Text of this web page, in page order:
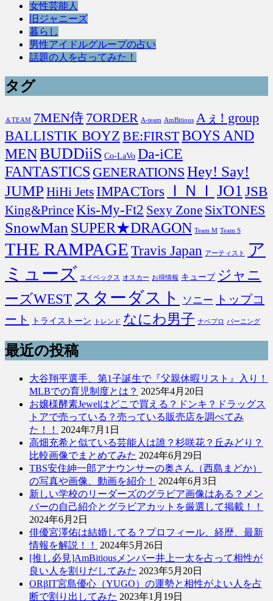
女性芸能人
旧ジャニーズ
暮らし
男性アイドルグループの占い
話題の人を占ってみた！
タグ
＆TEAM 7MEN侍 7ORDER A-team AmBitious Aぇ! group
BALLISTIK BOYZ BE:FIRSTBOYS AND
MENBUDDiiS Co-LaVo Da-iCE
FANTASTICS GENERATIONS Hey! Say!
JUMP HiHi JetsIMPACTors ＩＮＩ JO1JSB
King&PrinceKis-My-Ft2 Sexy Zone SixTONES
SnowMan SUPER★DRAGON Team M Team S
THE RAMPAGETravis Japan アーティスト
ア
ミューズ エイベックス オスカー お得情報 キューブ ジャニ
ーズWEST スターダスト ソニー
トップコ
ート
トライストーン トレンド なにわ男子 ナベプロ バーニング
最近の投稿
大谷翔平選手、第1子誕生で『父親休暇リスト』入り！
MLBでの育児制度とは？ 2025年4月20日
お嬢様酵素Jewelはどこで買える？ドンキ？ドラッグス
トアで売っている？売っている販売店を調べてみ
た！！
2024年7月1日
高畑充希と似ている芸能人は誰？杉咲花？丘みどり？
比較画像でまとめてみた 2024年6月29日
TBS安住紳一郎アナウンサーの奥さん（西島まどか）
の写真や画像、動画を紹介！
2024年6月3日
新しい学校のリーダーズのグラビア画像はある？メン
バーの自己紹介とグラビアカットを厳選して掲載！！
2024年6月2日
俳優宮澤佑は結婚してる？プロフィール、経歴、最新
情報を解説！！
2024年5月26日
[推し必見]AmBitiousメンバー井上一太を占って相性が
良い人を割りだしてみた 2023年5月20日
ORβIT宮島優心（YUGO）の運勢と相性がよい人を占
断で割り出してみた 2023年1月19日